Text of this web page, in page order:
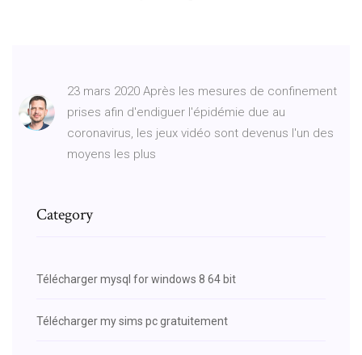
23 mars 2020 Après les mesures de confinement
prises afin d'endiguer l'épidémie due au
coronavirus, les jeux vidéo sont devenus l'un des
moyens les plus
Category
Télécharger mysql for windows 8 64 bit
Télécharger my sims pc gratuitement